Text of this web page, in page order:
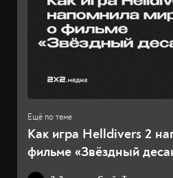
Как игра Helldivers 2
фильме «Звёздный